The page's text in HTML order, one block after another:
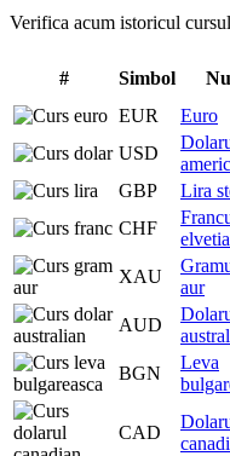
Verifica acum istoricul
# Simbol
EUR
Euro
USD
GBP
Lira
CHF
XAU
aur
AUD
BGN
Leva
CAD